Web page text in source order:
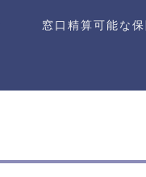
窓口精算可能な保